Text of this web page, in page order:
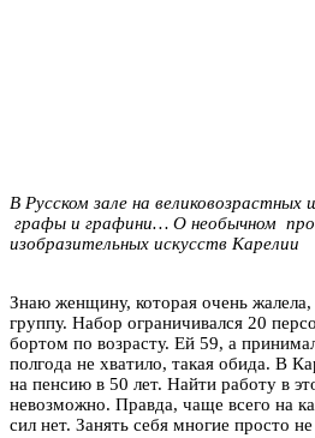
В Pусском зале на великовозрастных
графы и графини… О необычном
изобразительных искусств Карелии
Знаю женщину, которая очень жалела,
группу. Набор ограничивался 20
бортом по возрасту. Ей 59, а
полгода не хватило, такая обида. В
на пенсию в 50 лет. Найти работу в
невозможно. Правда, чаще всего на
сил нет. Занять себя многие просто